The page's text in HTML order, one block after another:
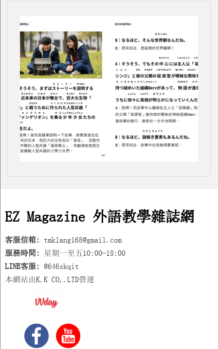
EZ Magazine 外語教學雜誌網
客服信箱: tmklang168@gmail.com
服務時間: 星期一至五10:00-18:00
LINE客服: @646skqit
本網站由K.K CO,.LTD營運